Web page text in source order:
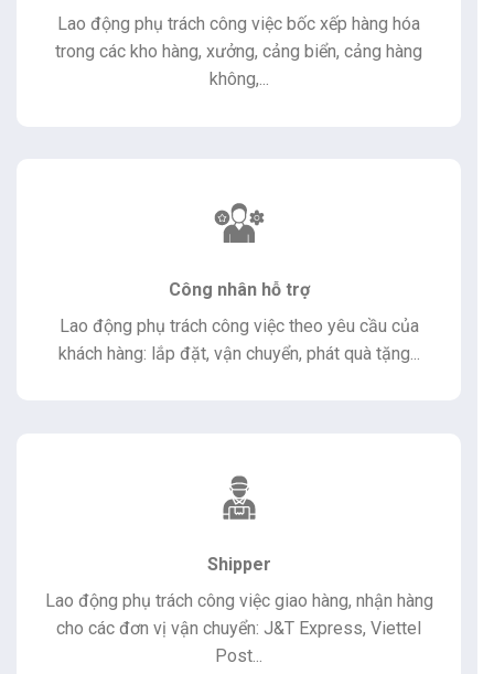
Lao động phụ trách công việc bốc xếp hàng hóa
trong các kho hàng, xưởng, cảng biển, cảng hàng
không,...
Công nhân hỗ trợ
Lao động phụ trách công việc theo yêu cầu của
khách hàng: lắp đặt, vận chuyển, phát quà tặng...
Shipper
Lao động phụ trách công việc giao hàng, nhận hàng
cho các đơn vị vận chuyển: J&T Express, Viettel
Post...